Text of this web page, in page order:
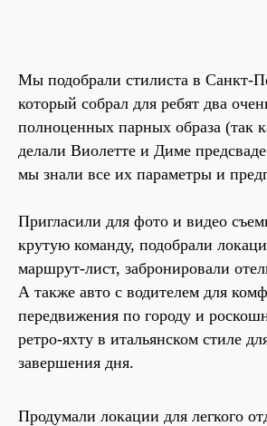
Мы подобрали стилиста в Санкт-
который собрал для ребят два
полноценных парных образа (так
делали Виолетте и Диме
мы знали все их параметры и
Пригласили для фото и видео
крутую команду, подобрали
маршрут-лист, забронировали
А также авто с водителем для
передвижения по городу и
ретро-яхту в итальянском стиле
завершения дня.
Продумали локации для легкого